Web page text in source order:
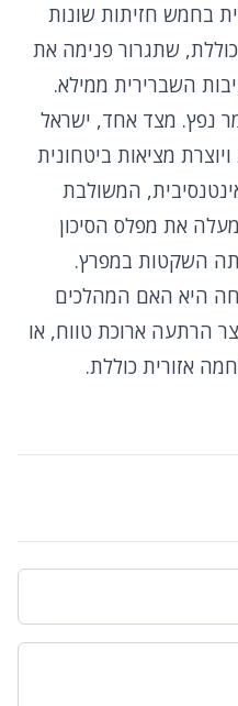
בחמש חזיתות שונות
שתגרור פנימה את
השברירית ממילא.
נפץ. מצד אחד, ישראל
מציאות ביטחונית
המשולבת
את מפלס הסיכון
השקטות במפרץ.
היא האם המהלכים
הרתעה ארוכת טווח, או
אזורית כוללת.